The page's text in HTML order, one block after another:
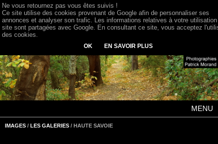
MENU
IMAGES / LES GALERIES / HAUTE SAVOIE
Ne vous retournez pas vous êtes suivis !
Ce site utilise des cookies provenant de Google afin de personnaliser ses
annonces et analyser son trafic. Les informations relatives à votre
site sont partagées avec Google. En consultant ce site, vous acceptez
des cookies.
OK EN SAVOIR PLUS